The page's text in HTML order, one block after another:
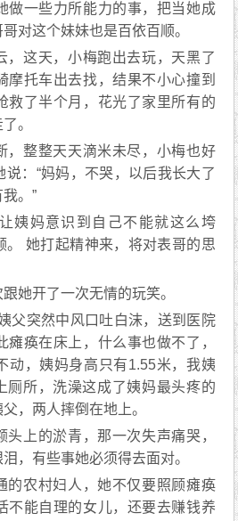
做一些力所能力的事，把当她成
对这个妹妹也是百依百顺。
，这天，小梅跑出去玩，天黑了
摩托车出去找，结果不小心撞到
救了半个月，花光了家里所有的
。
，整整天天滴米未尽，小梅也好
：“妈妈，不哭，以后我长大了
。”
姨妈意识到自己不能就这么垮
。 她打起精神来，将对表哥的思
她开了一次无情的玩笑。
父突然中风口吐白沫，送到医院
痪在床上，什么事也做不了，
动，姨妈身高只有1.55米，我姨
厕所，洗澡这成了姨妈最头疼的
，两人摔倒在地上。
头上的淤青，那一次失声痛哭，
，有些事她必须得去面对。
的农村妇人，她不仅要照顾瘫痪
不能自理的女儿，还要去赚钱养